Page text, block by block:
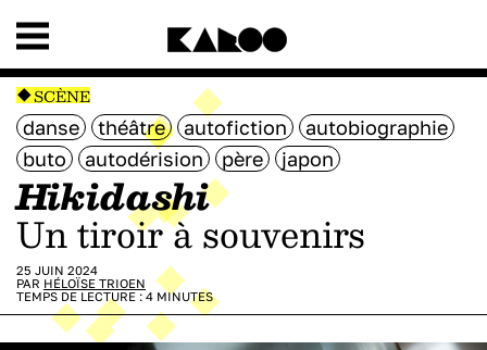
SCÈNE
danse théâtre autofiction
autobiographie
buto
autodérision père japon
Hikidashi
Un tiroir à souvenirs
25 JUIN 2024
PAR HÉLOÏSE TRIOEN
TEMPS DE LECTURE : 4 MINUTES